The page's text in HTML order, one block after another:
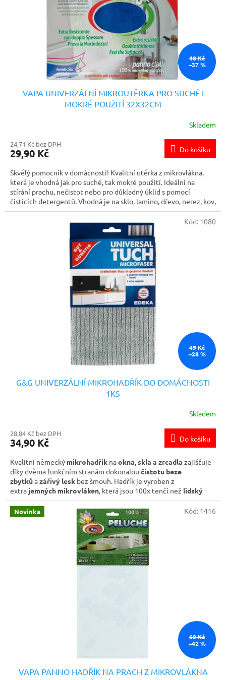
48 Kč
–37 %
VAPA UNIVERZÁLNÍ MIKROUTĚRKA PRO SUCHÉ I
MOKRÉ POUŽITÍ 32X32CM
Skladem
24,71 Kč bez DPH
29,90 Kč Do košíku
Skvělý pomocník v domácnosti! Kvalitní utěrka z mikrovlákna,
která je vhodná jak pro suché, tak mokré použití. Ideální na
stírání prachu, nečistot nebo pro důkladný úklid s pomocí
čistících detergentů. Vhodná je na sklo, lamino, dřevo, nerez, kov,
plast a další běžné povrchy.
49 Kč
–28 %
G&G UNIVERZÁLNÍ MIKROHADŘÍK DO DOMÁCNOSTI
1KS
Skladem
28,84 Kč bez DPH
34,90 Kč Do košíku
Kvalitní německý mikrohadřík naokna, skla a zrcadla zajišťuje
díky dvěma funkčním stranám dokonalou čistotu beze
zbytkůazářivý lesk bez šmouh. Hadřík je vyroben z
extra jemných mikrovláken, která jsou 100x tenčí než lidský
vlas. Díky tomu bez problému zachytí i ty nejmenšíšmouhy,
nečistoty a mastné otisky. Pruhovaná strana zajišťuje
odstranění odolných skvrn a to bez poškrábání. Hebká a
nadýchaná strana je určena pro vysušení aniž by zanechávala
vnitřní i venkovní čištění
použít suchý nebo navlhčený.
Kód: 1080
Novinka
69 Kč
–42 %
VAPA PANNO HADŘÍK NA PRACH Z MIKROVLÁKNA
Kód: 1416